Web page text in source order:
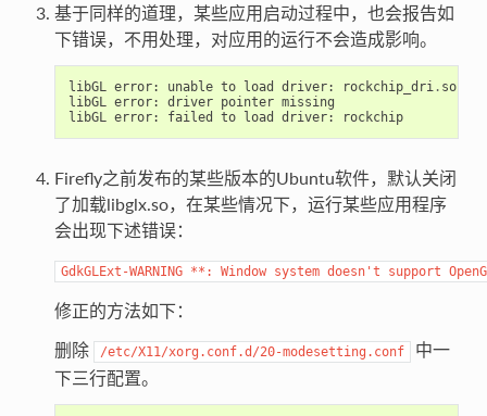
基于同样的道理，某些应用启动过程中，也会报告如
下错误，不用处理，对应用的运行不会造成影响。
libGL error: unable to load driver: rockchip_dri . so
libGL
error: driver pointer missing
libGL
error: failed to load driver: rockchip
Firefly之前发布的某些版本的Ubuntu软件，默认关闭
了加载libglx.so，在某些情况下，运行某些应用程序
会出现下述错误：
GdkGLExt-WARNING **: Window system doesn't support
修正的方法如下：
删除
/etc/X11/xorg.conf.d/20-modesetting.conf
中一
下三行配置。